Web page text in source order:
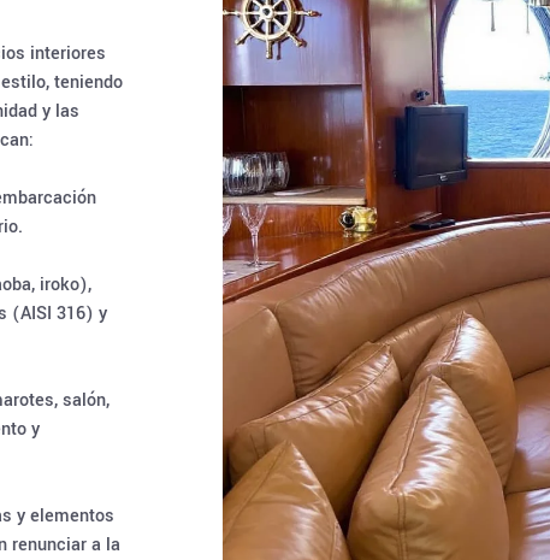
interiores
teniendo
y las
iroko),
(AISI 316) y
salón,
y
y elementos
renunciar a la